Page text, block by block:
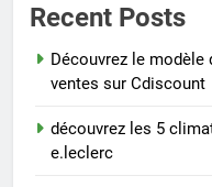
Recent Posts
Découvrez le
ventes sur Cdiscount
découvrez les 5
e.leclerc